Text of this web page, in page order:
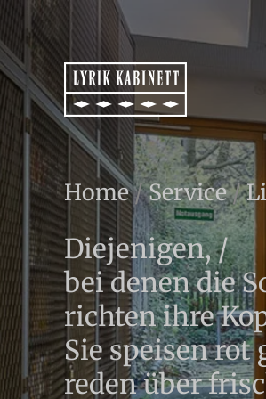
Home/Service/
Diejenigen, /
bei denen die
richten ihre
Sie speisen rot
reden über